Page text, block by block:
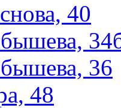
40
36
48